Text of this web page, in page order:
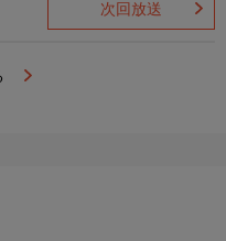
次回放送